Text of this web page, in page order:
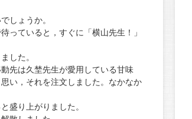
しょうか。
ていると，すぐに「横山先生！」
した。
先は久埜先生が愛用している甘味
い，それを注文しました。なかなか
り上がりました。